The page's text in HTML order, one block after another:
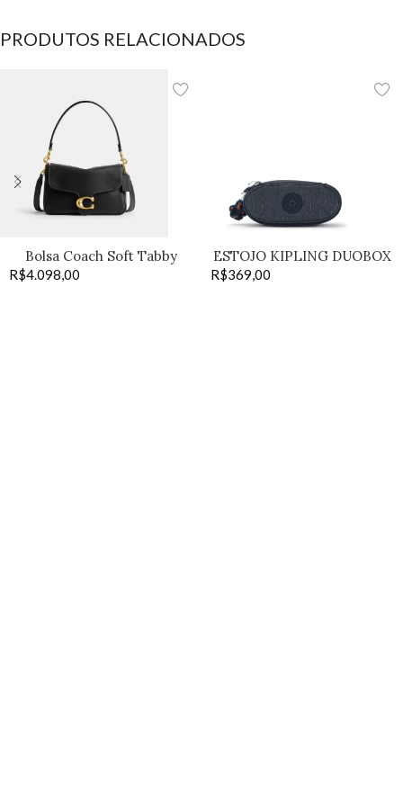
PRODUTOS RELACIONADOS
Bolsa Coach Soft Tabby
R$4.098,00
ESTOJO KIPLING DUOBOX
R$369,00